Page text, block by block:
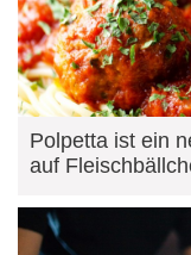
Polpetta ist ein
auf